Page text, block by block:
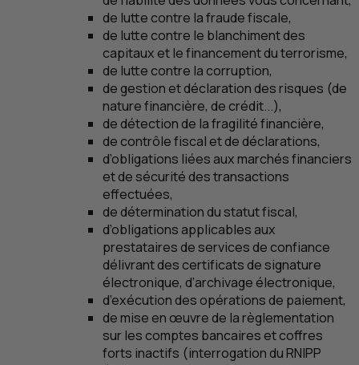
de lutte contre la fraude fiscale,
de lutte contre le blanchiment des
capitaux et le financement du terrorisme,
de lutte contre la corruption,
de gestion et déclaration des risques (de
nature financière, de crédit...),
de détection de la fragilité financière,
de contrôle fiscal et de déclarations,
d’obligations liées aux marchés financiers
et de sécurité des transactions
effectuées,
de détermination du statut fiscal,
d’obligations applicables aux
prestataires de services de confiance
délivrant des certificats de signature
électronique, d’archivage électronique,
d’exécution des opérations de paiement,
de mise en œuvre de la règlementation
sur les comptes bancaires et coffres
forts inactifs (interrogation duRNIPP